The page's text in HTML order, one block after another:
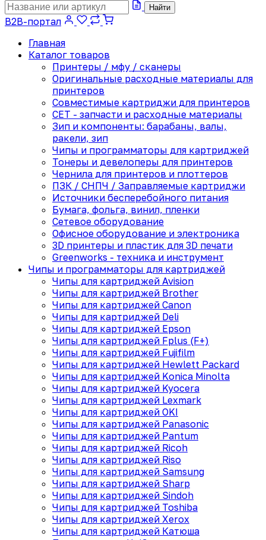
Найти
B2B-портал
Главная
Каталог товаров
Принтеры / мфу / сканеры
Оригинальные расходные материалы для
принтеров
Совместимые картриджи для принтеров
CET - запчасти и расходные материалы
Зип и компоненты: барабаны, валы,
ракели, зип
Чипы и программаторы для картриджей
Тонеры и девелоперы для принтеров
Чернила для принтеров и плоттеров
ПЗК / СНПЧ / Заправляемые картриджи
Источники бесперебойного питания
Бумага, фольга, винил, пленки
Сетевое оборудование
Офисное оборудование и электроника
3D принтеры и пластик для 3D печати
Greenworks - техника и инструмент
Чипы и программаторы для картриджей
Чипы для картриджей Avision
Чипы для картриджей Brother
Чипы для картриджей Canon
Чипы для картриджей Deli
Чипы для картриджей Epson
Чипы для картриджей Fplus (F+)
Чипы для картриджей Fujifilm
Чипы для картриджей Hewlett Packard
Чипы для картриджей Konica Minolta
Чипы для картриджей Kyocera
Чипы для картриджей Lexmark
Чипы для картриджей OKI
Чипы для картриджей Panasonic
Чипы для картриджей Pantum
Чипы для картриджей Ricoh
Чипы для картриджей Riso
Чипы для картриджей Samsung
Чипы для картриджей Sharp
Чипы для картриджей Sindoh
Чипы для картриджей Toshiba
Чипы для картриджей Xerox
Чипы для картриджей Катюша